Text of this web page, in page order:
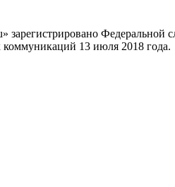
зарегистрировано Федеральной
13 июля 2018 года.